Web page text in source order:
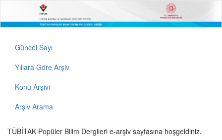
Güncel Sayı
Yıllara Göre Arşiv
Konu Arşivi
Arşiv Arama
TÜBİTAK Popüler Bilim Dergileri e-arşiv sayfasına hoşgeldiniz.